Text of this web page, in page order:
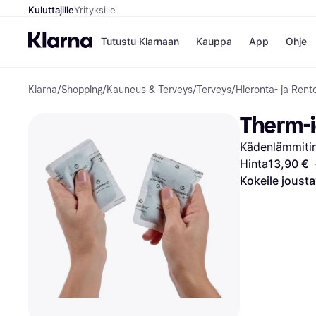
KuluttajilleYrityksille
Tutustu Klarnaan Kauppa
Kaupat
Gigantti
H&M
Peten
Wolt
App Ohje
Klarna/Shopping/Kauneus & Terveys/Terveys/Hieronta- ja
Therm-
Hinta13,90 € ·
Kokeile